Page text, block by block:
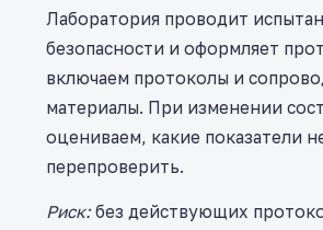
Лаборатория проводит
безопасности и оформляет
включаем протоколы и
материалы. При изменении
оцениваем, какие показатели
перепроверить.
Риск:без действующих